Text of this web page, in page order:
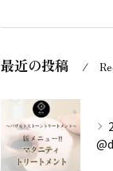
最近の投稿